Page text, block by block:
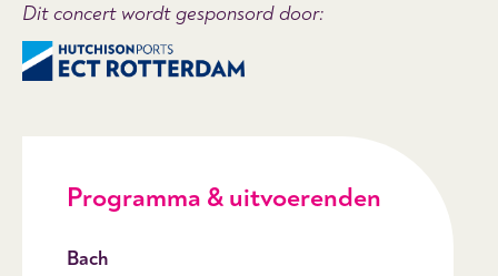
Dit concert wordt gesponsord door:
Programma & uitvoerenden
Bach